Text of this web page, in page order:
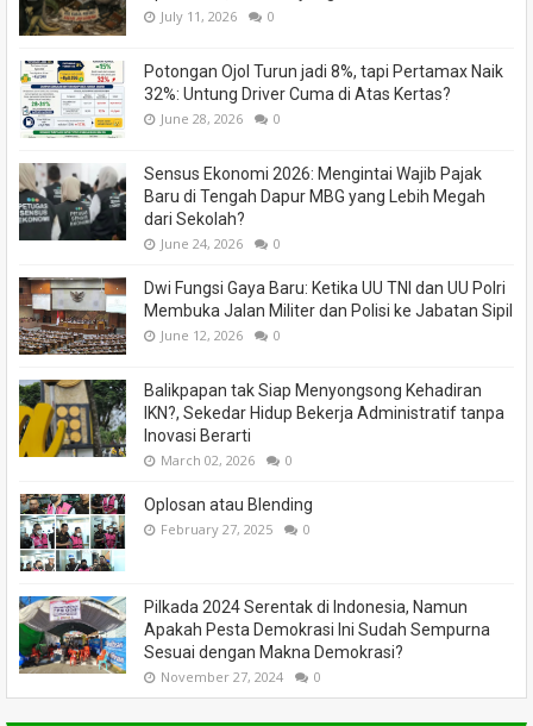
July 11, 2026 0
Potongan Ojol Turun jadi 8%, tapi Pertamax Naik
32%: Untung Driver Cuma di Atas Kertas?
June 28, 2026 0
Sensus Ekonomi 2026: Mengintai Wajib Pajak
Baru di Tengah Dapur MBG yang Lebih Megah
dari Sekolah?
June 24, 2026 0
Dwi Fungsi Gaya Baru: Ketika UU TNI dan UU Polri
Membuka Jalan Militer dan Polisi ke Jabatan Sipil
June 12, 2026 0
Balikpapan tak Siap Menyongsong Kehadiran
IKN?, Sekedar Hidup Bekerja Administratif tanpa
Inovasi Berarti
March 02, 2026 0
Oplosan atau Blending
February 27, 2025 0
Pilkada 2024 Serentak di Indonesia, Namun
Apakah Pesta Demokrasi Ini Sudah Sempurna
Sesuai dengan Makna Demokrasi?
November 27, 2024 0